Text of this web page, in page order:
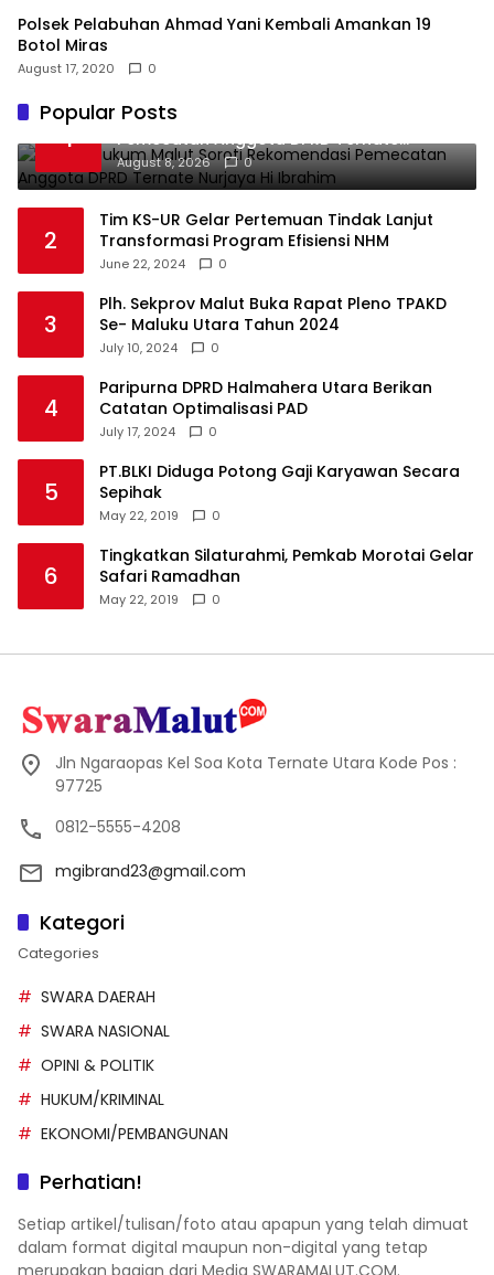
Polsek Pelabuhan Ahmad Yani Kembali Amankan 19
Botol Miras
August 17, 2020 0
Popular Posts
1
Praktisi Hukum Malut Soroti Rekomendasi
Pemecatan Anggota DPRD Ternate
Nurjaya Hi Ibrahim
August 8, 2026 0
2
Tim KS-UR Gelar Pertemuan Tindak Lanjut
Transformasi Program Efisiensi NHM
June 22, 2024 0
3
Plh. Sekprov Malut Buka Rapat Pleno TPAKD
Se- Maluku Utara Tahun 2024
July 10, 2024 0
4
Paripurna DPRD Halmahera Utara Berikan
Catatan Optimalisasi PAD
July 17, 2024 0
5
PT.BLKI Diduga Potong Gaji Karyawan Secara
Sepihak
May 22, 2019 0
6
Tingkatkan Silaturahmi, Pemkab Morotai Gelar
Safari Ramadhan
May 22, 2019 0
Jln Ngaraopas Kel Soa Kota Ternate Utara Kode Pos :
97725
0812-5555-4208
mgibrand23@gmail.com
Kategori
Categories
SWARA DAERAH
SWARA NASIONAL
OPINI & POLITIK
HUKUM/KRIMINAL
EKONOMI/PEMBANGUNAN
Perhatian!
Setiap artikel/tulisan/foto atau apapun yang telah dimuat
dalam format digital maupun non-digital yang tetap
merupakan bagian dari Media SWARAMALUT.COM.